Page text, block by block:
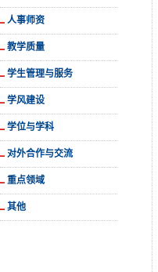
人事师资
教学质量
学生管理与服务
学风建设
学位与学科
对外合作与交流
重点领域
其他